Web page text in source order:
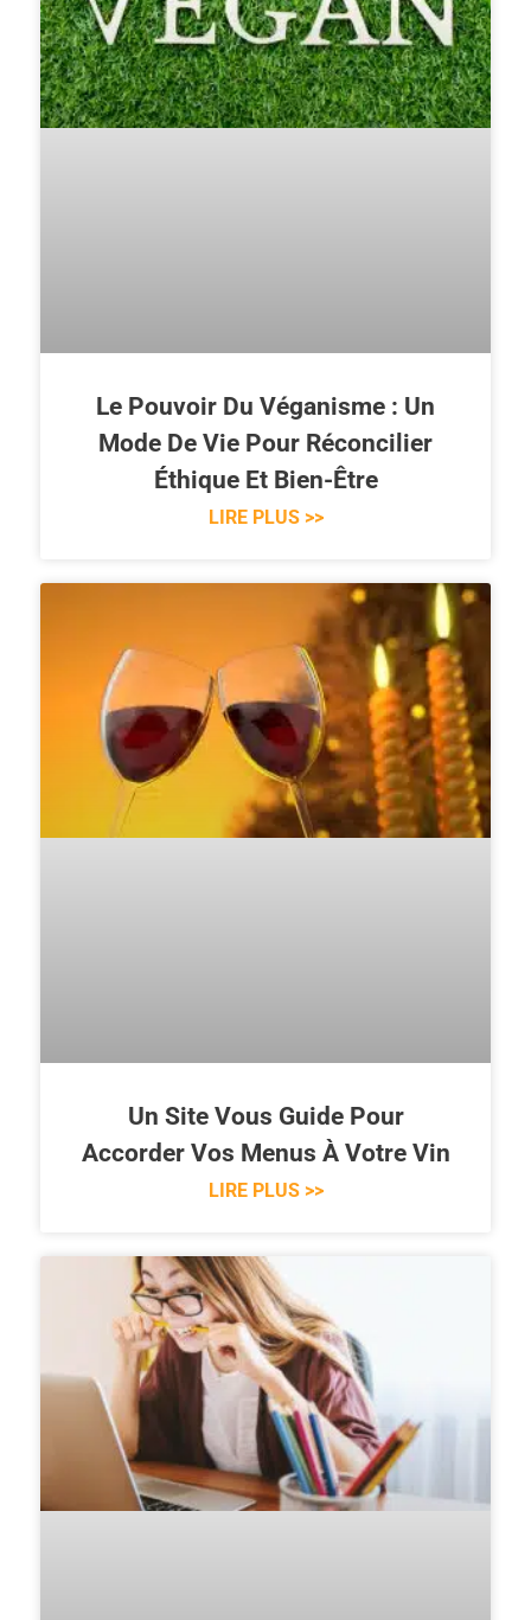
Le Pouvoir Du Véganisme : Un
Mode De Vie Pour Réconcilier
Éthique Et Bien-Être
LIRE PLUS >>
Un Site Vous Guide Pour
Accorder Vos Menus À Votre Vin
LIRE PLUS >>